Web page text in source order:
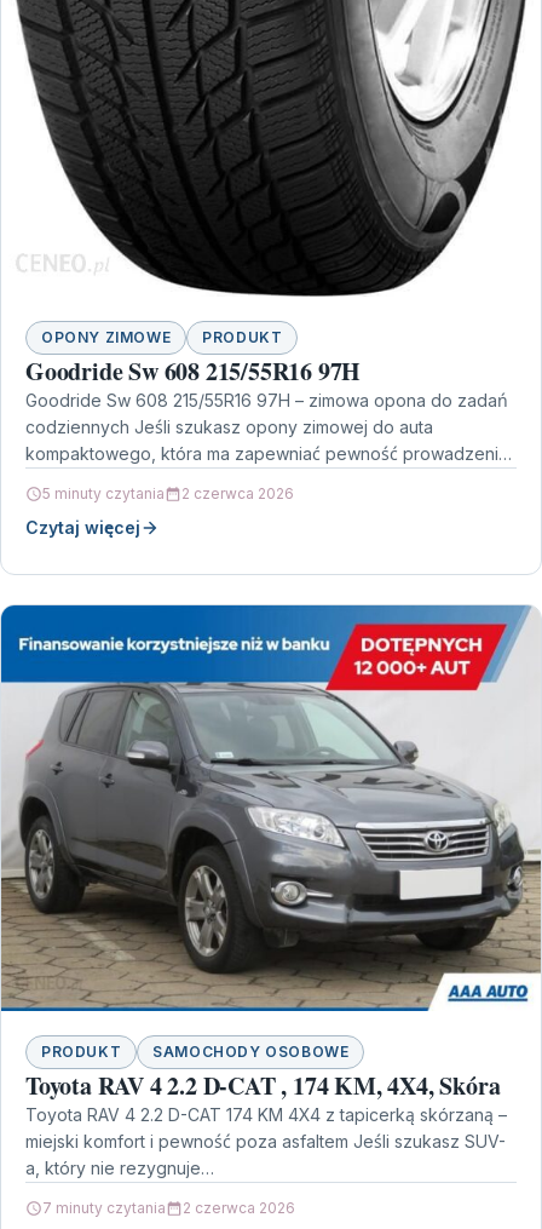
OPONY ZIMOWE PRODUKT
Goodride Sw 608 215/55R16 97H
Goodride Sw 608 215/55R16 97H – zimowa opona do zadań
codziennych Jeśli szukasz opony zimowej do auta
kompaktowego, która ma zapewniać pewność prowadzenia
5 minuty czytania 2 czerwca 2026
Czytaj więcej
PRODUKT SAMOCHODY OSOBOWE
Toyota RAV 4 2.2 D-CAT , 174 KM, 4X4, Skóra
Toyota RAV 4 2.2 D-CAT 174 KM 4X4 z tapicerką skórzaną –
miejski komfort i pewność poza asfaltem Jeśli szukasz SUV-
a, który nie rezygnuje…
7 minuty czytania 2 czerwca 2026